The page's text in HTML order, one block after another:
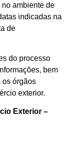
ambiente de
indicadas na
de
do processo
bem
os órgãos
exterior.
Exterior –